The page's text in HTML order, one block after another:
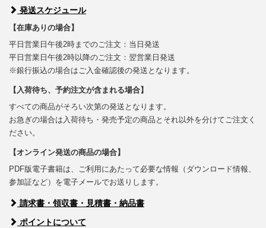
発送スケジュール
【在庫ありの場合】
平日営業日午後2時までのご注文：当日発送
平日営業日午後2時以降のご注文：翌営業日発送
※銀行振込の場合はご入金確認後の発送となります。
【入荷待ち、予約注文が含まれる場合】
すべての商品がそろい次第の発送となります。
お急ぎの場合は入荷待ち・発売予定の商品とそれ以外を分けてご注文く
ださい。
【オンライン発送の商品の場合】
PDF版電子書籍は、ご利用にあたって必要な情報（ダウンロード情報、
参加証など）を電子メールでお送りします。
請求書・領収書・見積書・納品書
ポイントについて